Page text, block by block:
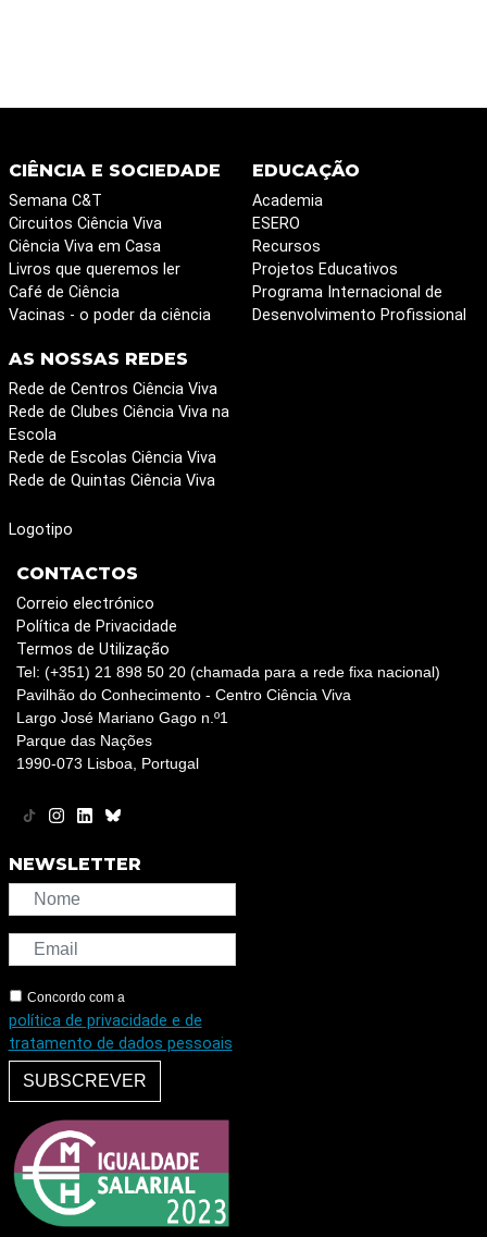
CIÊNCIA E SOCIEDADE
Semana C&T
Circuitos Ciência Viva
Ciência Viva em Casa
Livros que queremos ler
Café de Ciência
Vacinas - o poder da ciência
EDUCAÇÃO
Academia
ESERO
Recursos
Projetos Educativos
Programa Internacional de
Desenvolvimento Profissional
AS NOSSAS REDES
Rede de Centros Ciência Viva
Rede de Clubes Ciência Viva na
Escola
Rede de Escolas Ciência Viva
Rede de Quintas Ciência Viva
Logotipo
CONTACTOS
Correio electrónico
Política de Privacidade
Termos de Utilização
Tel: (+351) 21 898 50 20 (chamada para a rede fixa nacional)
Pavilhão do Conhecimento - Centro Ciência Viva
Largo José Mariano Gago n.º1
Parque das Nações
1990-073 Lisboa, Portugal
NEWSLETTER
Concordo com a
política de privacidade e de
tratamento de dados pessoais
SUBSCREVER